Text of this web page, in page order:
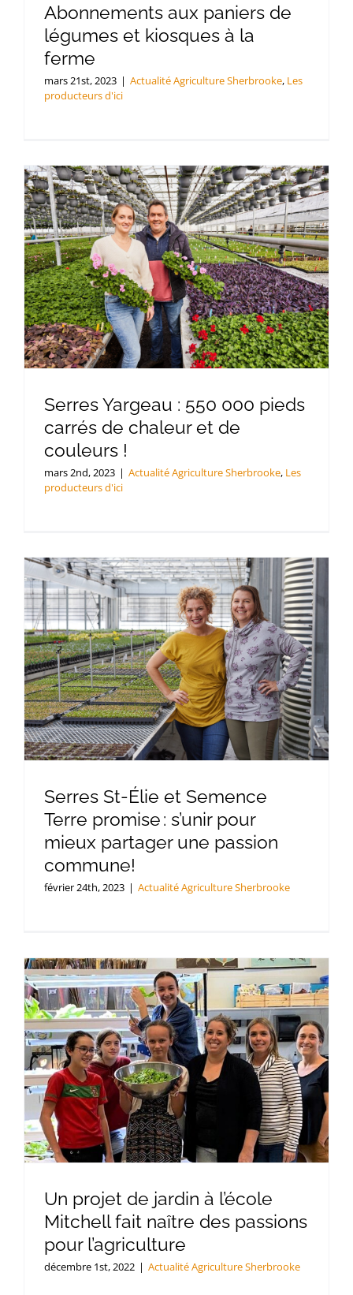
Abonnements aux paniers de
légumes et kiosques à la
ferme
mars 21st, 2023 | Actualité Agriculture Sherbrooke, Les
producteurs d'ici
Serres Yargeau : 550 000 pieds
carrés de chaleur et de
couleurs !
mars 2nd, 2023 | Actualité Agriculture Sherbrooke, Les
producteurs d'ici
Serres St-Élie et Semence
Terre promise : s’unir pour
mieux partager une passion
commune!
février 24th, 2023 | Actualité Agriculture Sherbrooke
Un projet de jardin à l’école
Mitchell fait naître des passions
pour l’agriculture
décembre 1st, 2022 | Actualité Agriculture Sherbrooke